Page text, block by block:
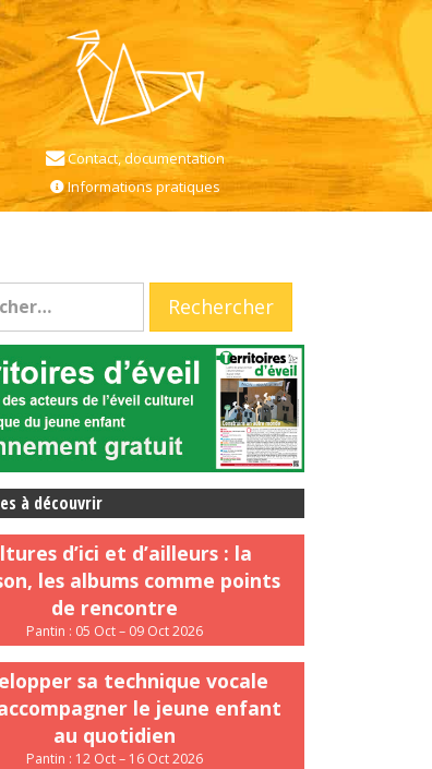
Contact, documentation
Informations pratiques
à découvrir
d’ici et d’ailleurs : la
les albums comme points
de rencontre
Pantin : 05 Oct – 09 Oct 2026
sa technique vocale
le jeune enfant
au quotidien
Pantin : 12 Oct – 16 Oct 2026